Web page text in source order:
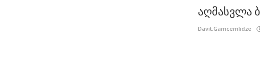
აღმასვლა
Davit.Gamcemlidze